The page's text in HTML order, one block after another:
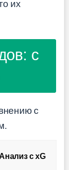
их
с
с
с xG